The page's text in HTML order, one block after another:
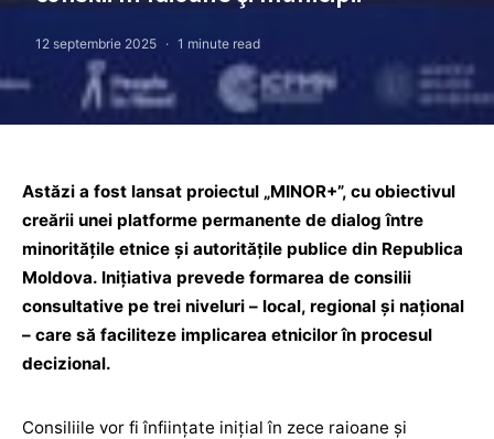
12 septembrie 2025 1 minute read
Astăzi a fost lansat proiectul „MINOR+”, cu obiectivul
creării unei platforme permanente de dialog între
minorităţile etnice şi autorităţile publice din Republica
Moldova. Iniţiativa prevede formarea de consilii
consultative pe trei niveluri – local, regional şi naţional
– care să faciliteze implicarea etnicilor în procesul
decizional.
Consiliile vor fi înfiinţate iniţial în zece raioane şi